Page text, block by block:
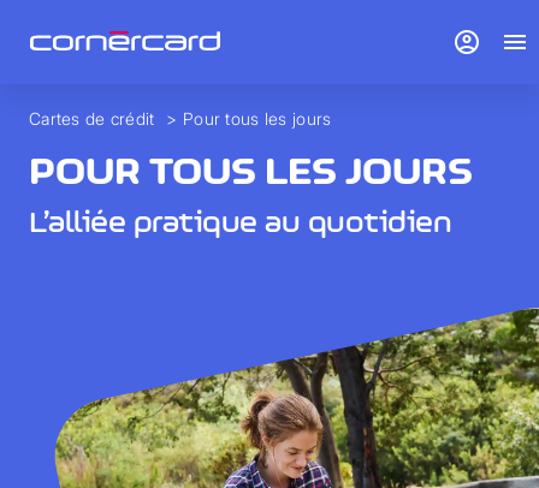
Cartes de crédit > Pour tous les jours
POUR TOUS LES JOURS
L’alliée pratique au quotidien
account_circle menu